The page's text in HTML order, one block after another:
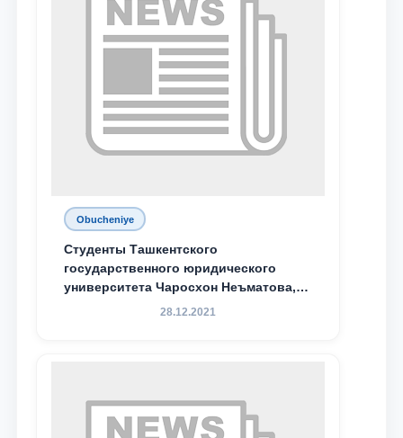
Obucheniye
Студенты Ташкентского
государственного юридического
университета Чаросхон Неъматова,
Севдо Хакимходжаева, Анбарой
специальной стипендии имени
Хадичи Сулеймановой.
28.12.2021